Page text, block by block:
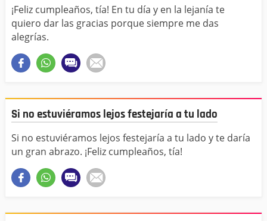
¡Feliz cumpleaños, tía! En tu día y en la lejanía te
quiero dar las gracias porque siempre me das
alegrías.
Si no estuviéramos lejos festejaría a tu lado
Si no estuviéramos lejos festejaría a tu lado y te daría
un gran abrazo. ¡Feliz cumpleaños, tía!